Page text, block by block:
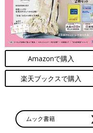
Amazonで購入
楽天ブックスで購入
ムック書籍